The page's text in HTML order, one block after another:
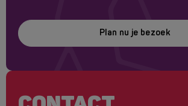
Plan nu je bezoek